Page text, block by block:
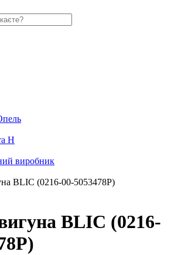
H
виробник
BLIC (0216-00-5053478P)
BLIC (0216-